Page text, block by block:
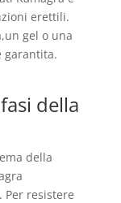
erettili.
gel o una
garantita.
della
della
Per resistere